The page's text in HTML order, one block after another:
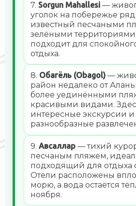
7. Sorgun Mahallesi —
уголок на побережье
известный песчаными
зелёными
подходит для
отдыха.
8. Обагёль (Obagol) —
район недалеко от
более уединёнными
красивыми видами.
интересные экскурсии и
разнообразные
9. Авсаллар — тихий
песчаным пляжем,
подходящий для отдыха
Отели расположены
морю, а вода остаётся
ноября.